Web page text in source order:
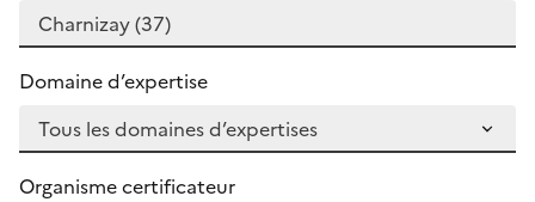
Domaine d’expertise
Organisme certificateur